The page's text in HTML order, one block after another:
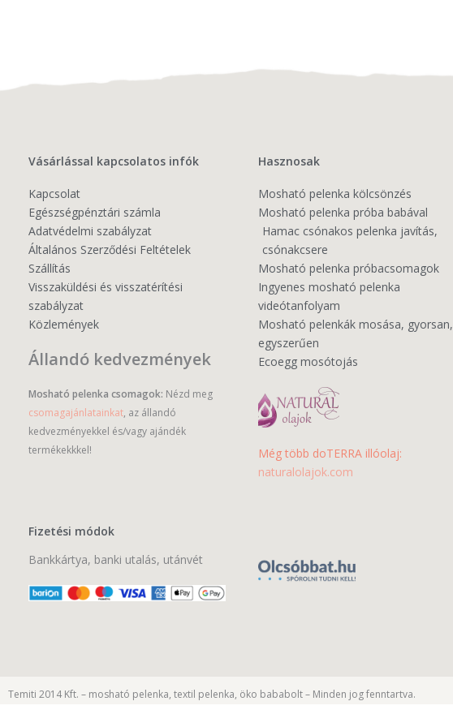
Vásárlással kapcsolatos infók
Kapcsolat
Egészségpénztári számla
Adatvédelmi szabályzat
Általános Szerződési Feltételek
Szállítás
Visszaküldési és visszatérítési
szabályzat
Közlemények
Állandó kedvezmények
Mosható pelenka csomagok: Nézd meg
csomagajánlatainkat, az állandó
kedvezményekkel és/vagy ajándék
termékekkkel!
Fizetési módok
Bankkártya, banki utalás, utánvét
Hasznosak
Mosható pelenka kölcsönzés
Mosható pelenka próba babával
Hamac csónakos pelenka javítás,
csónakcsere
Mosható pelenka próbacsomagok
Ingyenes mosható pelenka
videótanfolyam
Mosható pelenkák mosása, gyorsan,
egyszerűen
Ecoegg mosótojás
Még több doTERRA illóolaj:
naturalolajok.com
Temiti 2014 Kft. – mosható pelenka, textil pelenka, öko bababolt – Minden jog fenntartva.